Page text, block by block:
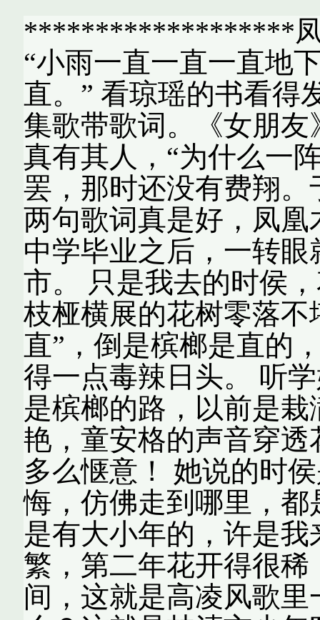
*******************
“小雨一直一直一直地
直。” 看琼瑶的书看得
集歌带歌词。《女朋
真有其人，“为什么一
罢，那时还没有费翔
两句歌词真是好，凤
中学毕业之后，一转
市。 只是我去的时侯
枝桠横展的花树零落
直”，倒是槟榔是直的
得一点毒辣日头。 听
是槟榔的路，以前是
艳，童安格的声音穿
多么惬意！ 她说的时
悔，仿佛走到哪里，
是有大小年的，许是
繁，第二年花开得很
间，这就是高凌风歌